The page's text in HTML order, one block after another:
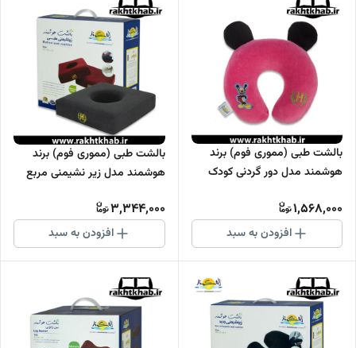
بالشت طبی (مموری فوم) برند
هوشمند مدل دور گردنی کودک
1,568,000
افزودن به سبد
بالشت طبی (مموری فوم) برند
هوشمند مدل زیر نشیمنی مربع
3,344,000
افزودن به سبد